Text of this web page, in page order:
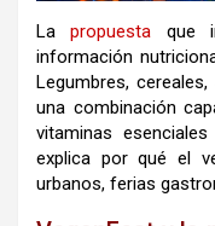
Lapropuesta que
información
Legumbres,
una combinación
vitaminas esenciales
explica por qué el
urbanos, ferias